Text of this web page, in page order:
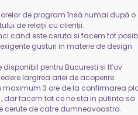
orelor de program însă numai după o
de relații cu clienții.
cand este ceruta si facem tot
gusturi in materie de design
disponibil pentru Bucuresti si Ilfov
largirea ariei de acoperire.
maximum 3 ore de la confirmarea
dar facem tot ce ne sta in putinta sa
cerute de catre dumneavoastra.